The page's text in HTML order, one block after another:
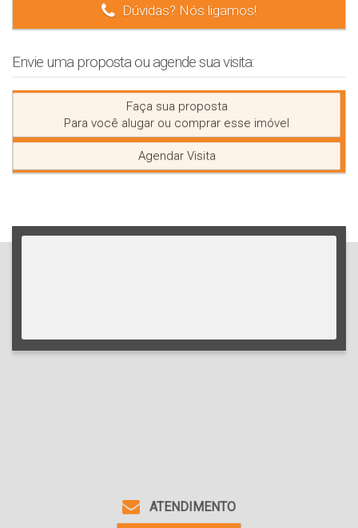
Dúvidas? Nós ligamos!
Envie uma proposta ou agende sua visita:
Faça sua proposta
Para você alugar ou comprar esse imóvel
Agendar Visita
ATENDIMENTO